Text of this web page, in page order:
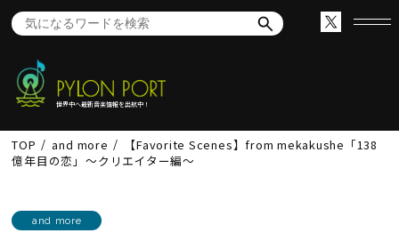
世界中へ最新音楽情報を出航中！
TOP and more
【Favorite Scenes】from mekakushe「138
億年目の恋」～クリエイター編～
and more